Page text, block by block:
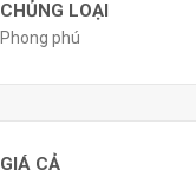
CHỦNG LOẠI
Phong phú
GIÁ CẢ